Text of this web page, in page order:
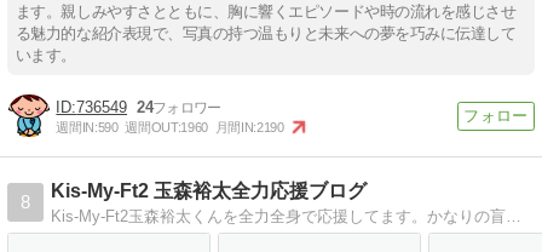
ます。親しみやすさとともに、胸に響くエピソードや時の流れを感じさせ
る魅力的な紹介表現で、写真の持つ温もりと未来への夢を巧みに伝達して
います。
736549 24
週間IN:590 週間OUT:1960 月間IN:2190
8
Kis-My-Ft2 玉森裕太全力応援ブログ
Kis-My-Ft2玉森裕太くんを全力全身で応援してます。かなりの盲目ですがよろしくお願いします